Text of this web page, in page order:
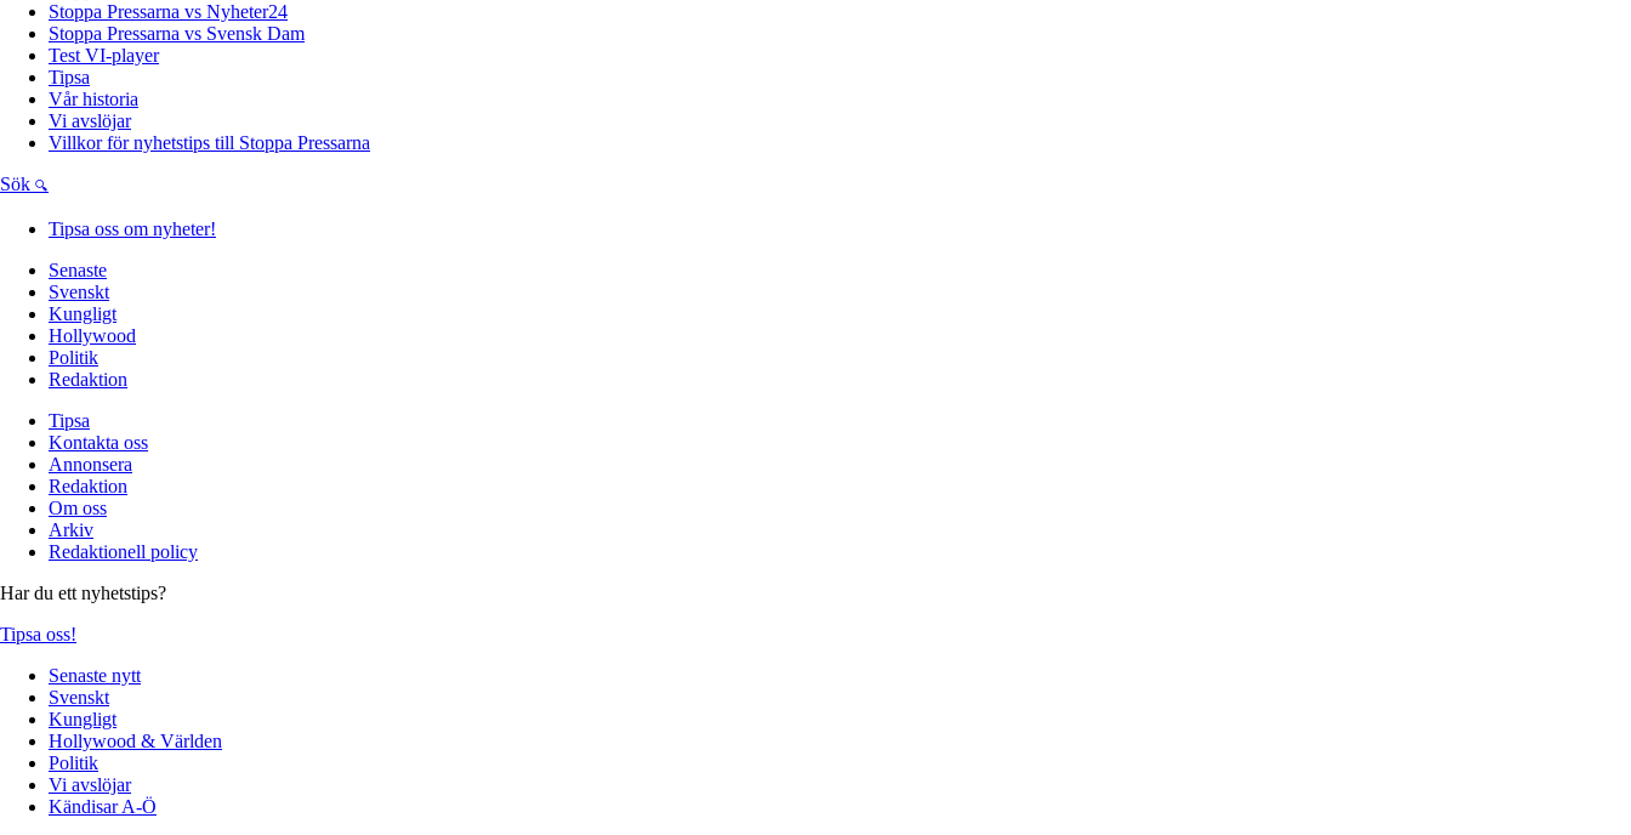
Stoppa Pressarna vs Nyheter24
Stoppa Pressarna vs Svensk Dam
Test VI-player
Tipsa
Vår historia
Vi avslöjar
Villkor för nyhetstips till Stoppa Pressarna
Sök
Tipsa oss om nyheter!
Senaste
Svenskt
Kungligt
Hollywood
Politik
Redaktion
Tipsa
Kontakta oss
Annonsera
Redaktion
Om oss
Arkiv
Redaktionell policy
Har du ett nyhetstips?
Tipsa oss!
Senaste nytt
Svenskt
Kungligt
Hollywood & Världen
Politik
Vi avslöjar
Kändisar A-Ö